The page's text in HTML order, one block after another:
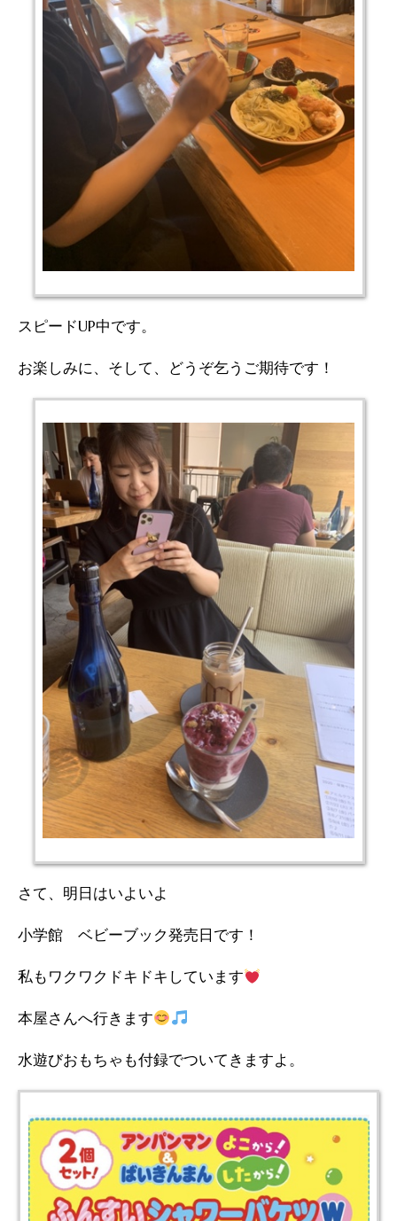
スピードUP中です。
お楽しみに、そして、どうぞ乞うご期待です！
さて、明日はいよいよ
小学館 ベビーブック発売日です！
私もワクワクドキドキしています
本屋さんへ行きます
水遊びおもちゃも付録でついてきますよ。